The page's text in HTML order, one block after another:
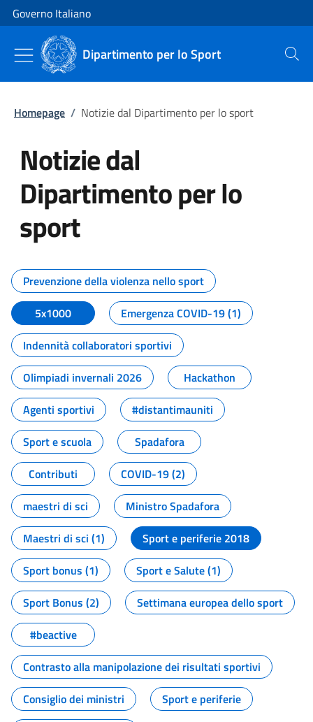
Vai al contenuto
Vai alla navigazione del sito
Governo Italiano
Dipartimento per lo Sport Cerca
Homepage / Notizie dal Dipartimento per lo sport
Notizie dal
Dipartimento per lo
sport
Tutti i contenuti della pagina
Prevenzione della violenza nello sport
5x1000
Emergenza COVID-19 (1)
Indennità collaboratori sportivi
Olimpiadi invernali 2026
Hackathon
Agenti sportivi
#distantimauniti
Sport e scuola
Spadafora
Contributi
COVID-19 (2)
maestri di sci
Ministro Spadafora
Maestri di sci (1)
Sport e periferie 2018
Sport bonus (1)
Sport e Salute (1)
Sport Bonus (2)
Settimana europea dello sport
#beactive
Contrasto alla manipolazione dei risultati sportivi
Consiglio dei ministri
Sport e periferie